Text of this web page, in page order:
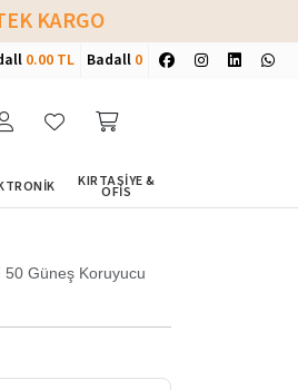
KARGO
0.00 TL Badall 0
KIRTASİYE &
OFİS
Güneş Koruyucu